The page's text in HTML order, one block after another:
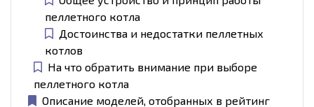
пеллетного котла
Достоинства и недостатки пеллетных
котлов
На что обратить внимание при выборе
пеллетного котла
Описание моделей, отобранных в рейтинг